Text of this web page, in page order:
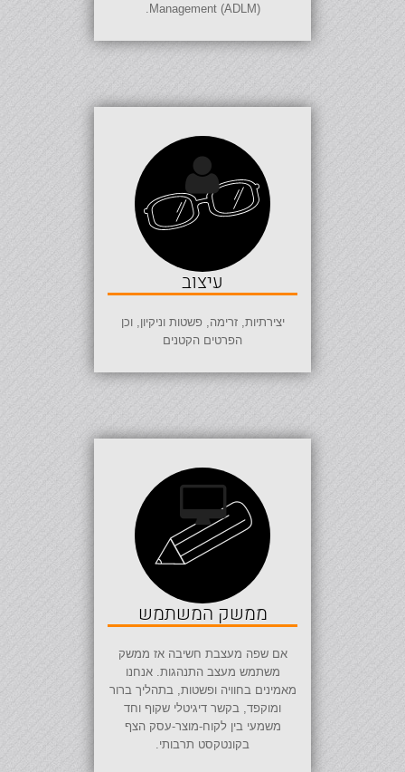
Management (ADLM)
עיצוב
יצירתיות, זרימה, פשטות וניקיון, וכן
הפרטים הקטנים
ממשק המשתמש
אם שפה מעצבת חשיבה אז ממשק
משתמש מעצב התנהגות. אנחנו
מאמינים בחוויה ופשטות, בתהליך ברור
ומוקפד, בקשר דיגיטלי שקוף וחד
משמעי בין לקוח-מוצר-עסק הצף
בקונטקסט תרבותי.